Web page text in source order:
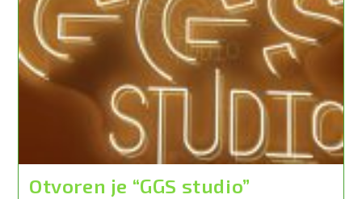
Otvoren je “GGS studio”